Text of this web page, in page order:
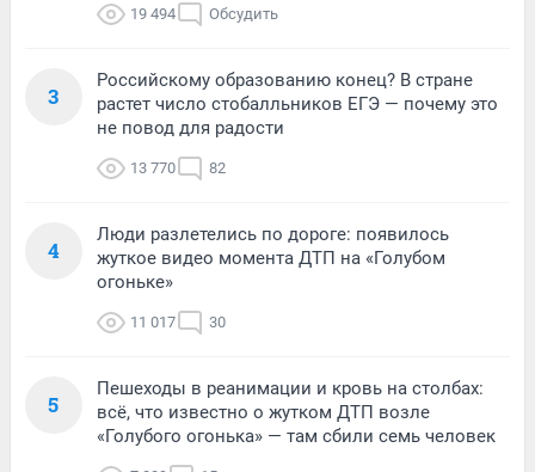
19 494 Обсудить
3
Российскому образованию конец? В стране
растет число стобалльников ЕГЭ — почему это
не повод для радости
13 770 82
4
Люди разлетелись по дороге: появилось
жуткое видео момента ДТП на «Голубом
огоньке»
11 017 30
5
Пешеходы в реанимации и кровь на столбах:
всё, что известно о жутком ДТП возле
«Голубого огонька» — там сбили семь человек